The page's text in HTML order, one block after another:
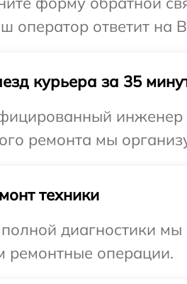
оператор ответит на
курьера за 35
инженер
ремонта мы
техники
диагностики
ремонтные операции.